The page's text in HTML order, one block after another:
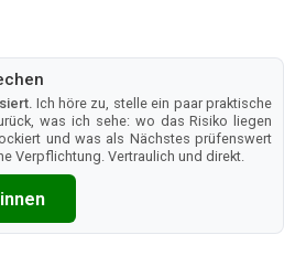
Ich höre zu, stelle ein paar praktische
was ich sehe: wo das Risiko liegen
und was als Nächstes prüfenswert
Verpflichtung. Vertraulich und direkt.